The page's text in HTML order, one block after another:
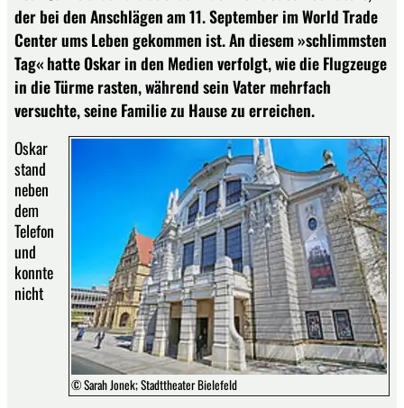
der bei den Anschlägen am 11. September im World Trade
Center ums Leben gekommen ist. An diesem »schlimmsten
Tag« hatte Oskar in den Medien verfolgt, wie die Flugzeuge
in die Türme rasten, während sein Vater mehrfach
versuchte, seine Familie zu Hause zu erreichen.
© Sarah Jonek; Stadttheater Bielefeld
Oskar
stand
neben
dem
Telefon
und
konnte
nicht